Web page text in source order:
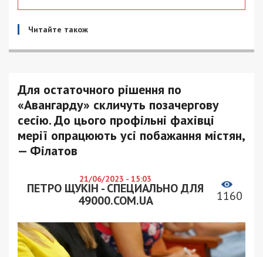
Читайте також
Для остаточного рішення по
«Авангарду» скличуть позачергову
сесію. До цього профільні фахівці
мерії опрацюють усі побажання містян,
— Філатов
21/06/2023 - 15:03
ПЕТРО ЩУКІН - СПЕЦИАЛЬНО ДЛЯ
49000.COM.UA
1160